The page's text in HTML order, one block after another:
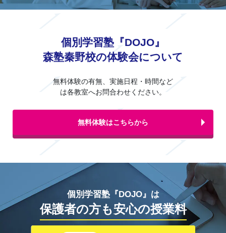
個別学習塾『DOJO』
森塾秦野校の体験会について
無料体験の有無、実施日程・時間など
は各教室へお問合わせください。
無料体験はこちらから
個別学習塾『DOJO』は
保護者の方も安心の授業料